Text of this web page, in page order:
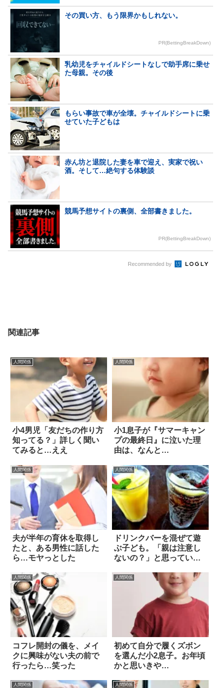
その買い方、もう限界かもしれない。
PR(BettingBreakDown)
乳幼児をチャイルドシートなしで助手席に乗せ
た母親。その後
もらい事故で車が全壊。チャイルドシートに乗
せていた子どもは
赤ん坊と退院した妻を車で迎え、実家で祝い
酒。そして…絶句する体験談
競馬予想サイトの裏側、全部書きました。
PR(BettingBreakDown)
Recommended by
関連記事
人間関係
小4男児「友だちの作り方
知ってる？」詳しく聞い
てみると…ええ
人間関係
小1息子が『サマーキャン
プの最終日』に泣いた理
由は、なんと…
人間関係
夫が半年の育休を取得し
たと、ある男性に話した
ら…モヤっとした
人間関係
ドリンクバーを混ぜて遊
ぶ子ども。「親は注意し
ないの？」と思っていた
人間関係
コフレ開封の儀を、メイ
クに興味がない夫の前で
行ったら…笑った
人間関係
初めて自分で履くズボン
を選んだ小2息子。お年頃
かと思いきや…
人間関係 人間関係